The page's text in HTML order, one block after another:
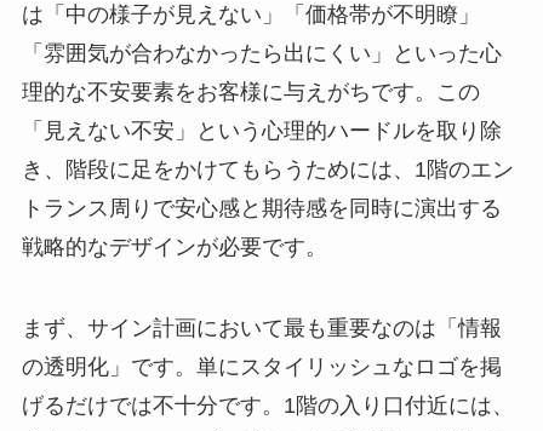
は「中の様子が見えない」「価格帯が不明瞭」
「雰囲気が合わなかったら出にくい」といった心
理的な不安要素をお客様に与えがちです。この
「見えない不安」という心理的ハードルを取り除
き、階段に足をかけてもらうためには、1階のエン
トランス周りで安心感と期待感を同時に演出する
戦略的なデザインが必要です。
まず、サイン計画において最も重要なのは「情報
の透明化」です。単にスタイリッシュなロゴを掲
げるだけでは不十分です。1階の入り口付近には、